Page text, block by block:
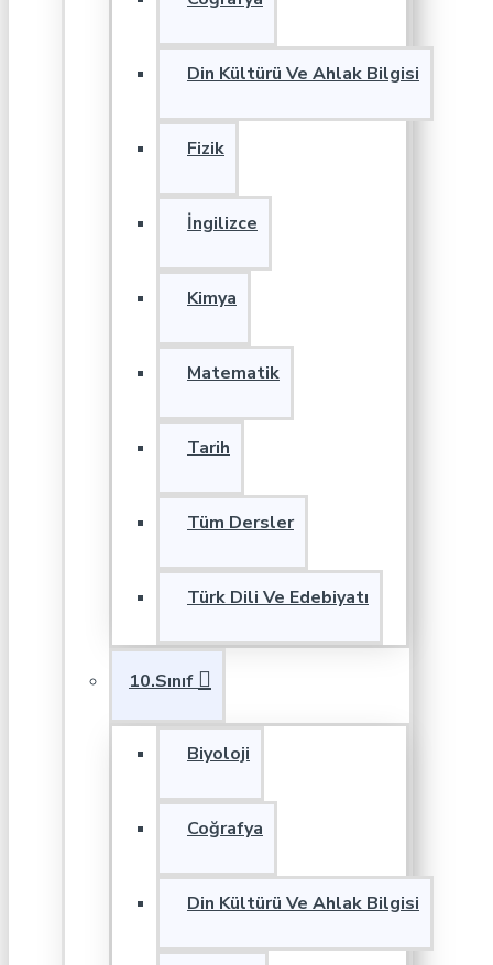
Din Kültürü Ve Ahlak Bilgisi
Fizik
İngilizce
Kimya
Matematik
Tarih
Tüm Dersler
Türk Dili Ve Edebiyatı
10.Sınıf
Biyoloji
Coğrafya
Din Kültürü Ve Ahlak Bilgisi